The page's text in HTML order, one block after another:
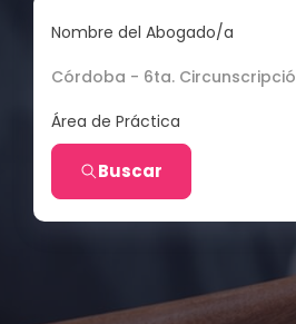
Nombre del Abogado/a
Córdoba - 6ta.
Área de Práctica
Buscar